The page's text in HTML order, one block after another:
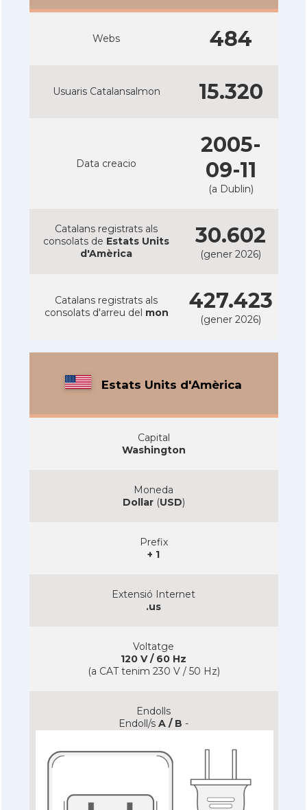
Webs 484
Usuaris Catalansalmon 15.320
Data creacio
2005-
09-11
(a Dublin)
Catalans registrats als
consolats de Estats Units
d'Amèrica
30.602
(gener 2026)
Catalans registrats als
consolats d'arreu del mon 427.423
(gener 2026)
Estats Units d'Amèrica
Capital
Washington
Moneda
Dollar(USD)
Prefix
+ 1
Extensió Internet
.us
Voltatge
120 V / 60 Hz
(a CAT tenim 230 V / 50 Hz)
Endolls
Endoll/s A / B -